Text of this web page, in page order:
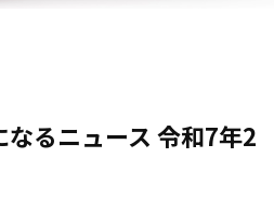
るニュース 令和7年2